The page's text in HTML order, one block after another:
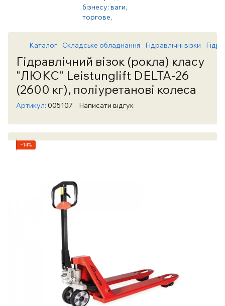
Каталог Складське обладнання Гідравлічні візки
Гідравлічний візок (рокла) класу
"ЛЮКС" Leistunglift DELTA-26
(2600 кг), поліуретанові колеса
Артикул: 005107 Написати відгук
−14%